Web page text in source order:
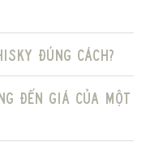
đúng cách?
đến giá của một